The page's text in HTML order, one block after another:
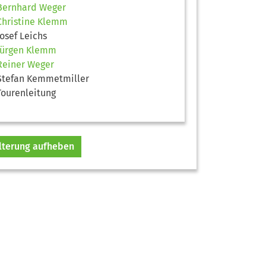
Weger
Klemm
Leichs
Klemm
Weger
Kemmetmiller
aufheben